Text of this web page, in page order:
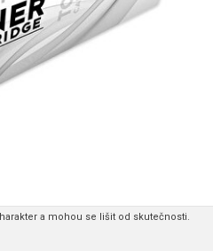
a mohou se lišit od skutečnosti.